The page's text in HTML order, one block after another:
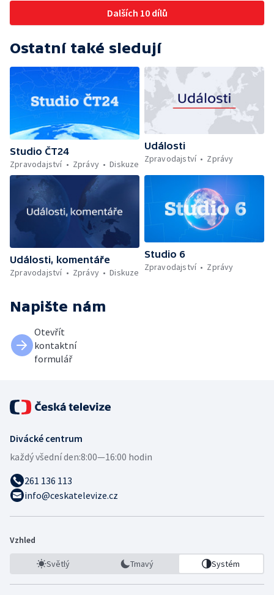
Dalších 10 dílů
Ostatní také sledují
Studio ČT24
Zpravodajství
Zprávy Diskuze
Události
Zpravodajství
Zprávy
Události, komentáře
Zpravodajství
Zprávy Diskuze
Studio 6
Zpravodajství
Zprávy
Napište nám
Otevřít
kontaktní
formulář
Divácké centrum
každý všední den:8:00—16:00 hodin
261 136 113
info@ceskatelevize.cz
Vzhled
Světlý Tmavý Systém